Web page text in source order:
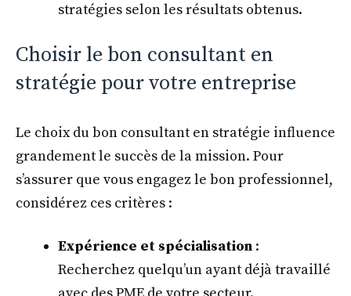
stratégies selon les résultats obtenus.
Choisir le bon consultant en
stratégie pour votre entreprise
Le choix du bon consultant en stratégie influence
grandement le succès de la mission. Pour
s’assurer que vous engagez le bon professionnel,
considérez ces critères :
Expérience et spécialisation :
Recherchez quelqu’un ayant déjà travaillé